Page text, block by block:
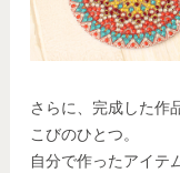
さらに、完成した作
こびのひとつ。
自分で作ったアイテ